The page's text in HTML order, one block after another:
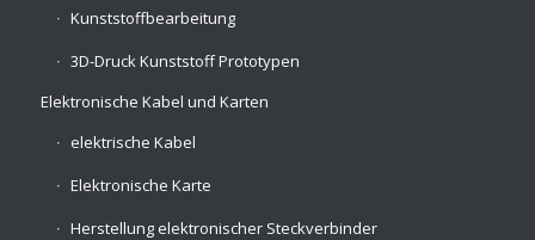
Kunststoffbearbeitung
3D-Druck Kunststoff Prototypen
Elektronische Kabel und Karten
elektrische Kabel
Elektronische Karte
Herstellung elektronischer Steckverbinder